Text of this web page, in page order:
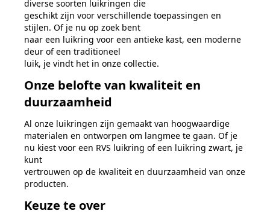
diverse soorten luikringen die
geschikt zijn voor verschillende toepassingen en
stijlen. Of je nu op zoek bent
naar een luikring voor een antieke kast, een moderne
deur of een traditioneel
luik, je vindt het in onze collectie.
Onze belofte van kwaliteit en
duurzaamheid
Al onze luikringen zijn gemaakt van hoogwaardige
materialen en ontworpen om langmee te gaan. Of je
nu kiest voor een RVS luikring of een luikring zwart, je
kunt
vertrouwen op de kwaliteit en duurzaamheid van onze
producten.
Keuze te over